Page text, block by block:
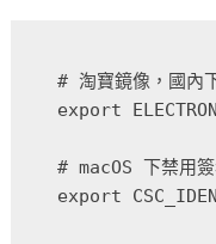
# 淘寶鏡像，國
export
# macOS 下禁用
export